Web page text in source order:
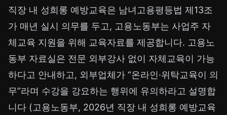
직장 내 성희롱 예방교육은 남녀고용평등법 제13조
가 매년 실시 의무를 두고, 고용노동부는 사업주 자
체교육 지원을 위해 교육자료를 제공합니다. 고용노
동부 자료실은 전문 외부강사 없이 자체교육이 가능
하다고 안내하고, 외부업체가 “온라인·위탁교육이 의
무”라며 수강을 강요하는 행위에 유의하라고 설명합
니다 (고용노동부, 2026년 직장 내 성희롱 예방교육